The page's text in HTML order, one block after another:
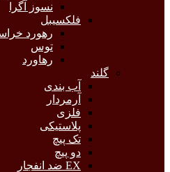
نسوز آگرا
فلکسیبل
رهورد
توس
رهاورد
گلند
آب بندی
آرمردار
فلزی
پلاستیکی
تک پیچ
دو پیچ
EX ضد انفجار